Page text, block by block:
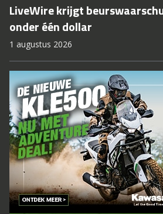
LiveWire krijgt
onder één dollar
1 augustus 2026